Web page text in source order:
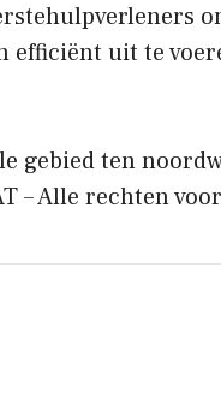
efficiënt uit te
gebied ten
– Alle rechten